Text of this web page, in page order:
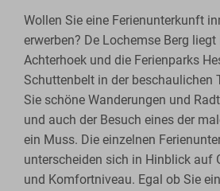
Wollen Sie eine Ferienunterkunft
erwerben? De Lochemse Berg
Achterhoek und die Ferienparks
Schuttenbelt in der beschaulichen
Sie schöne Wanderungen und
und auch der Besuch eines der
ein Muss. Die einzelnen
unterscheiden sich in Hinblick auf
und Komfortniveau. Egal ob Sie